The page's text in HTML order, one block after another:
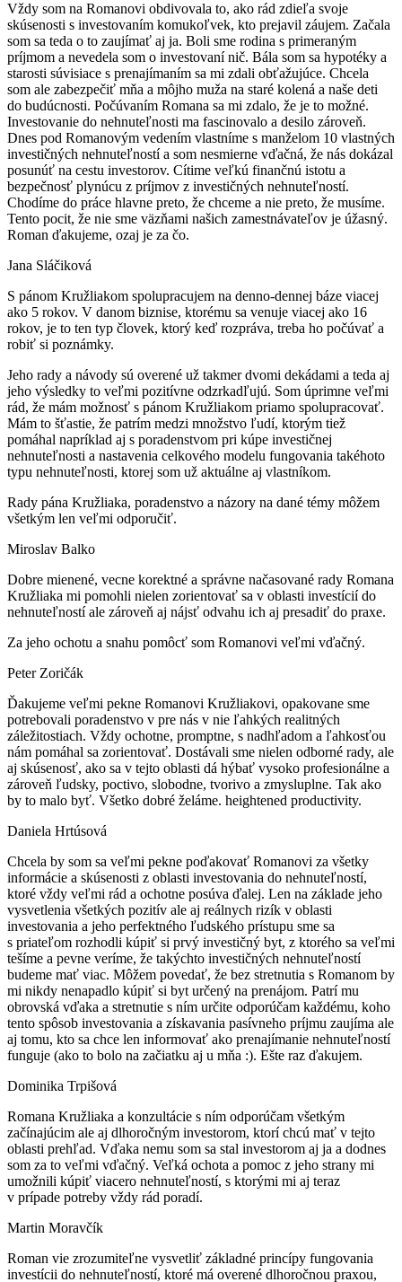
Vždy som na Romanovi obdivovala to, ako rád zdieľa svoje
skúsenosti s investovaním komukoľvek, kto prejavil záujem. Začala
som sa teda o to zaujímať aj ja. Boli sme rodina s primeraným
príjmom a nevedela som o investovaní nič. Bála som sa hypotéky a
starosti súvisiace s prenajímaním sa mi zdali obťažujúce. Chcela
som ale zabezpečiť mňa a môjho muža na staré kolená a naše deti
do budúcnosti. Počúvaním Romana sa mi zdalo, že je to možné.
Investovanie do nehnuteľnosti ma fascinovalo a desilo zároveň.
Dnes pod Romanovým vedením vlastníme s manželom 10 vlastných
investičných nehnuteľností a som nesmierne vďačná, že nás dokázal
posunúť na cestu investorov. Cítime veľkú finančnú istotu a
bezpečnosť plynúcu z príjmov z investičných nehnuteľností.
Chodíme do práce hlavne preto, že chceme a nie preto, že musíme.
Tento pocit, že nie sme väzňami našich zamestnávateľov je úžasný.
Roman ďakujeme, ozaj je za čo.
Jana Sláčiková
S pánom Kružliakom spolupracujem na denno-dennej báze viacej
ako 5 rokov. V danom biznise, ktorému sa venuje viacej ako 16
rokov, je to ten typ človek, ktorý keď rozpráva, treba ho počúvať a
robiť si poznámky.
Jeho rady a návody sú overené už takmer dvomi dekádami a teda aj
jeho výsledky to veľmi pozitívne odzrkadľujú. Som úprimne veľmi
rád, že mám možnosť s pánom Kružliakom priamo spolupracovať.
Mám to šťastie, že patrím medzi množstvo ľudí, ktorým tiež
pomáhal napríklad aj s poradenstvom pri kúpe investičnej
nehnuteľnosti a nastavenia celkového modelu fungovania takéhoto
typu nehnuteľnosti, ktorej som už aktuálne aj vlastníkom.
Rady pána Kružliaka, poradenstvo a názory na dané témy môžem
všetkým len veľmi odporučiť.
Miroslav Balko
Dobre mienené, vecne korektné a správne načasované rady Romana
Kružliaka mi pomohli nielen zorientovať sa v oblasti investícií do
nehnuteľností ale zároveň aj nájsť odvahu ich aj presadiť do praxe.
Za jeho ochotu a snahu pomôcť som Romanovi veľmi vďačný.
Peter Zoričák
Ďakujeme veľmi pekne Romanovi Kružliakovi, opakovane sme
potrebovali poradenstvo v pre nás v nie ľahkých realitných
záležitostiach. Vždy ochotne, promptne, s nadhľadom a ľahkosťou
nám pomáhal sa zorientovať. Dostávali sme nielen odborné rady, ale
aj skúsenosť, ako sa v tejto oblasti dá hýbať vysoko profesionálne a
zároveň ľudsky, poctivo, slobodne, tvorivo a zmysluplne. Tak ako
by to malo byť. Všetko dobré želáme. heightened productivity.
Daniela Hrtúsová
Chcela by som sa veľmi pekne poďakovať Romanovi za všetky
informácie a skúsenosti z oblasti investovania do nehnuteľností,
ktoré vždy veľmi rád a ochotne posúva ďalej. Len na základe jeho
vysvetlenia všetkých pozitív ale aj reálnych rizík v oblasti
investovania a jeho perfektného ľudského prístupu sme sa
s priateľom rozhodli kúpiť si prvý investičný byt, z ktorého sa veľmi
tešíme a pevne veríme, že takýchto investičných nehnuteľností
budeme mať viac. Môžem povedať, že bez stretnutia s Romanom by
mi nikdy nenapadlo kúpiť si byt určený na prenájom. Patrí mu
obrovská vďaka a stretnutie s ním určite odporúčam každému, koho
tento spôsob investovania a získavania pasívneho príjmu zaujíma ale
aj tomu, kto sa chce len informovať ako prenajímanie nehnuteľností
funguje (ako to bolo na začiatku aj u mňa :). Ešte raz ďakujem.
Dominika Trpišová
Romana Kružliaka a konzultácie s ním odporúčam všetkým
začínajúcim ale aj dlhoročným investorom, ktorí chcú mať v tejto
oblasti prehľad. Vďaka nemu som sa stal investorom aj ja a dodnes
som za to veľmi vďačný. Veľká ochota a pomoc z jeho strany mi
umožnili kúpiť viacero nehnuteľností, s ktorými mi aj teraz
v prípade potreby vždy rád poradí.
Martin Moravčík
Roman vie zrozumiteľne vysvetliť základné princípy fungovania
investícii do nehnuteľností, ktoré má overené dlhoročnou praxou,